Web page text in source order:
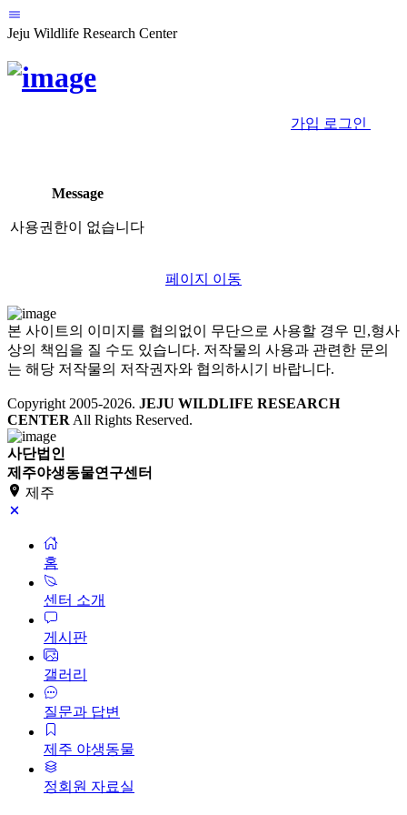
Jeju Wildlife Research Center
가입 로그인
Message
사용권한이 없습니다
페이지 이동
본 사이트의 이미지를 협의없이 무단으로 사용할 경우 민,형사
상의 책임을 질 수도 있습니다. 저작물의 사용과 관련한 문의
는 해당 저작물의 저작권자와 협의하시기 바랍니다.
Copyright 2005-2026. JEJU WILDLIFE RESEARCH
CENTER All Rights Reserved.
사단법인
제주야생동물연구센터
제주
홈
센터 소개
게시판
갤러리
질문과 답변
제주 야생동물
정회원 자료실